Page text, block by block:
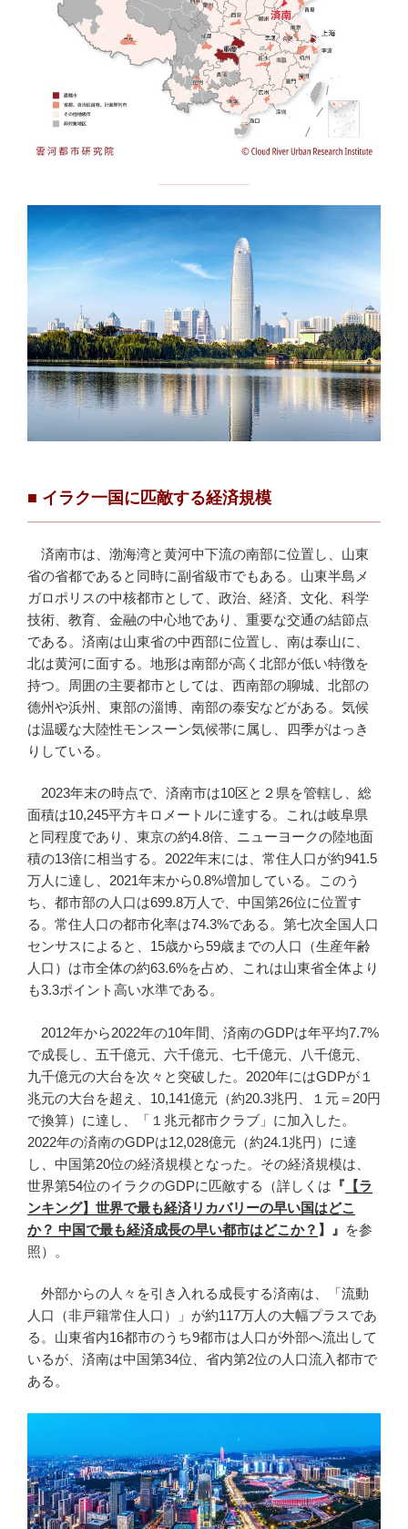
■ イラク一国に匹敵する経済規模
済南市は、渤海湾と黄河中下流の南部に位置し、山東
省の省都であると同時に副省級市でもある。山東半島メ
ガロポリスの中核都市として、政治、経済、文化、科学
技術、教育、金融の中心地であり、重要な交通の結節点
である。済南は山東省の中西部に位置し、南は泰山に、
北は黄河に面する。地形は南部が高く北部が低い特徴を
持つ。周囲の主要都市としては、西南部の聊城、北部の
德州や浜州、東部の淄博、南部の泰安などがある。気候
は温暖な大陸性モンスーン気候帯に属し、四季がはっき
りしている。
2023年末の時点で、済南市は10区と２県を管轄し、総
面積は10,245平方キロメートルに達する。これは岐阜県
と同程度であり、東京の約4.8倍、ニューヨークの陸地面
積の13倍に相当する。2022年末には、常住人口が約941.5
万人に達し、2021年末から0.8%増加している。このう
ち、都市部の人口は699.8万人で、中国第26位に位置す
る。常住人口の都市化率は74.3%である。第七次全国人口
センサスによると、15歳から59歳までの人口（生産年齢
人口）は市全体の約63.6%を占め、これは山東省全体より
も3.3ポイント高い水準である。
2012年から2022年の10年間、済南のGDPは年平均7.7%
で成長し、五千億元、六千億元、七千億元、八千億元、
九千億元の大台を次々と突破した。2020年にはGDPが１
兆元の大台を超え、10,141億元（約20.3兆円、１元＝20円
で換算）に達し、「１兆元都市クラブ」に加入した。
2022年の済南のGDPは12,028億元（約24.1兆円）に達
し、中国第20位の経済規模となった。その経済規模は、
世界第54位のイラクのGDPに匹敵する（詳しくは 『 【ラ
ンキング】世界で最も経済リカバリーの早い国はどこ
か？ 中国で最も経済成長の早い都市はどこか？ 】 』 を参
照）。
外部からの人々を引き入れる成長する済南は、「流動
人口（非戸籍常住人口）」が約117万人の大幅プラスであ
る。山東省内16都市のうち9都市は人口が外部へ流出して
いるが、済南は中国第34位、省内第2位の人口流入都市で
ある。